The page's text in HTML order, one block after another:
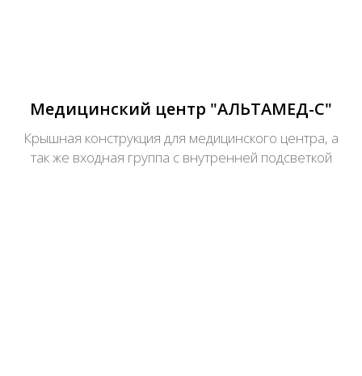
Медицинский центр "АЛЬТАМЕД-С"
Крышная конструкция для медицинского центра, а
так же входная группа с внутренней подсветкой